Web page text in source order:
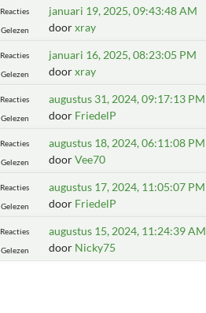
Reacties
Gelezen
januari 19, 2025, 09:43:48 AM
doorxray
Reacties
Gelezen
januari 16, 2025, 08:23:05 PM
doorxray
Reacties
Gelezen
augustus 31, 2024, 09:17:13 PM
door FriedelP
Reacties
Gelezen
augustus 18, 2024, 06:11:08 PM
doorVee70
Reacties
Gelezen
augustus 17, 2024, 11:05:07 PM
door FriedelP
Reacties
Gelezen
augustus 15, 2024, 11:24:39 AM
door Nicky75